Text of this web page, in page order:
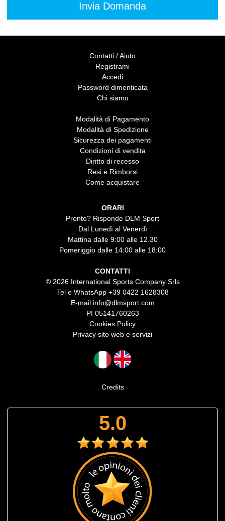
Contatti / Aiuto
Registrami
Accedi
Password dimenticata
Chi siamo
Modalità di Pagamento
Modalità di Spedizione
Sicurezza dei pagamenti
Condizioni di vendita
Diritto di recesso
Resi e Rimborsi
Come acquistare
ORARI
Pronto? Risponde DLM Sport
Dal Lunedì al Venerdì
Mattina dalle 9:00 alle 12.30
Pomeriggio dalle 14:00 alle 18:00
CONTATTI
© 2026 International Sports Company Srls
Tel e WhatsApp +39 0422 1628308
E-mail info@dlmsport.com
PI 05141760263
Cookies Policy
Privacy sito web e servizi
Credits
5.0